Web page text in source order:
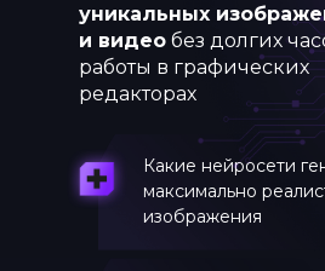
Какие нейросети
максимально
изображения
уникальных
и видео без долгих
работы в графических
редакторах